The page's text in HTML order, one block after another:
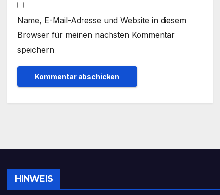
Name, E-Mail-Adresse und Website in diesem
Browser für meinen nächsten Kommentar
speichern.
HINWEIS